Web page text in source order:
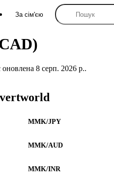
За сім'єю
8 серп. 2026 р..
MMK/JPY
MMK/AUD
MMK/INR